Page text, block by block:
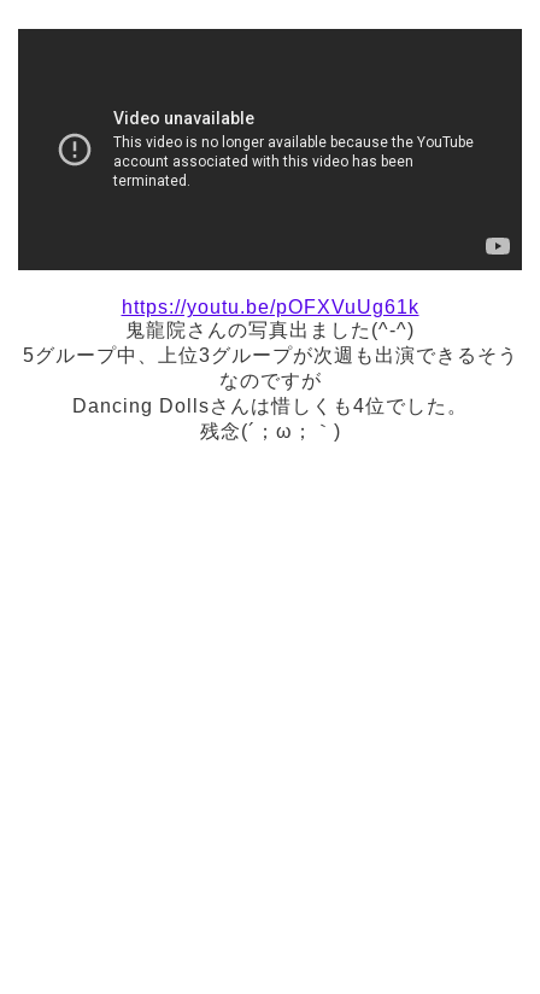
https://youtu.be/pOFXVuUg61k
鬼龍院さんの写真出ました(^-^)
5グループ中、上位3グループが次週も出演できるそう
なのですが
Dancing Dollsさんは惜しくも4位でした。
残念(´；ω；｀)